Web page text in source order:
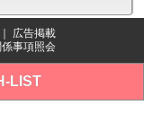
広告掲載
事項照会
LIST